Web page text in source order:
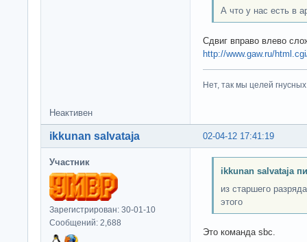
А что у нас есть в
Сдвиг вправо влево
http://www.gaw.ru/
Нет, так мы целей
Неактивен
02-04-12 17:41:19
ikkunan salvataja
Участник
Зарегистрирован: 30-01-10
Сообщений: 2,688
ikkunan salvataja
из старшего
этого
Это команда sbc.